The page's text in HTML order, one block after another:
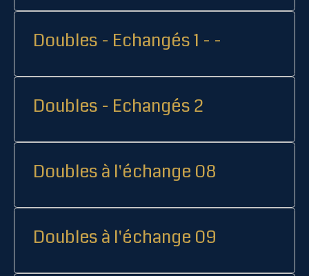
Doubles - Echangés 1 - -
Doubles - Echangés 2
Doubles à l'échange 08
Doubles à l'échange 09